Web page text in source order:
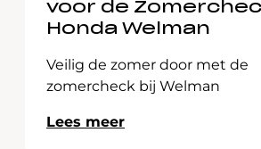
voor de
Honda Welman
Veilig de zomer door met de
zomercheck bij Welman
Lees meer